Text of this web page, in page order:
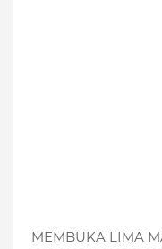
MEMBUKA LIMA